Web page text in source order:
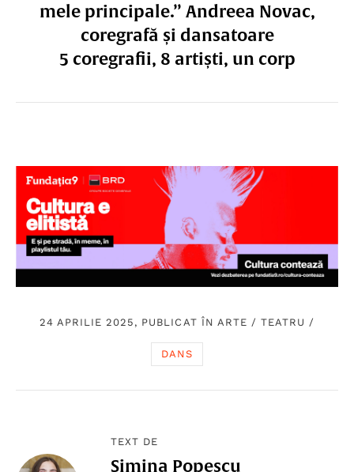
mele principale.” Andreea Novac,
coregrafă și dansatoare
5 coregrafii, 8 artiști, un corp
24 APRILIE 2025, PUBLICAT ÎN ARTE /TEATRU /
DANS
TEXT DE
Simina Popescu